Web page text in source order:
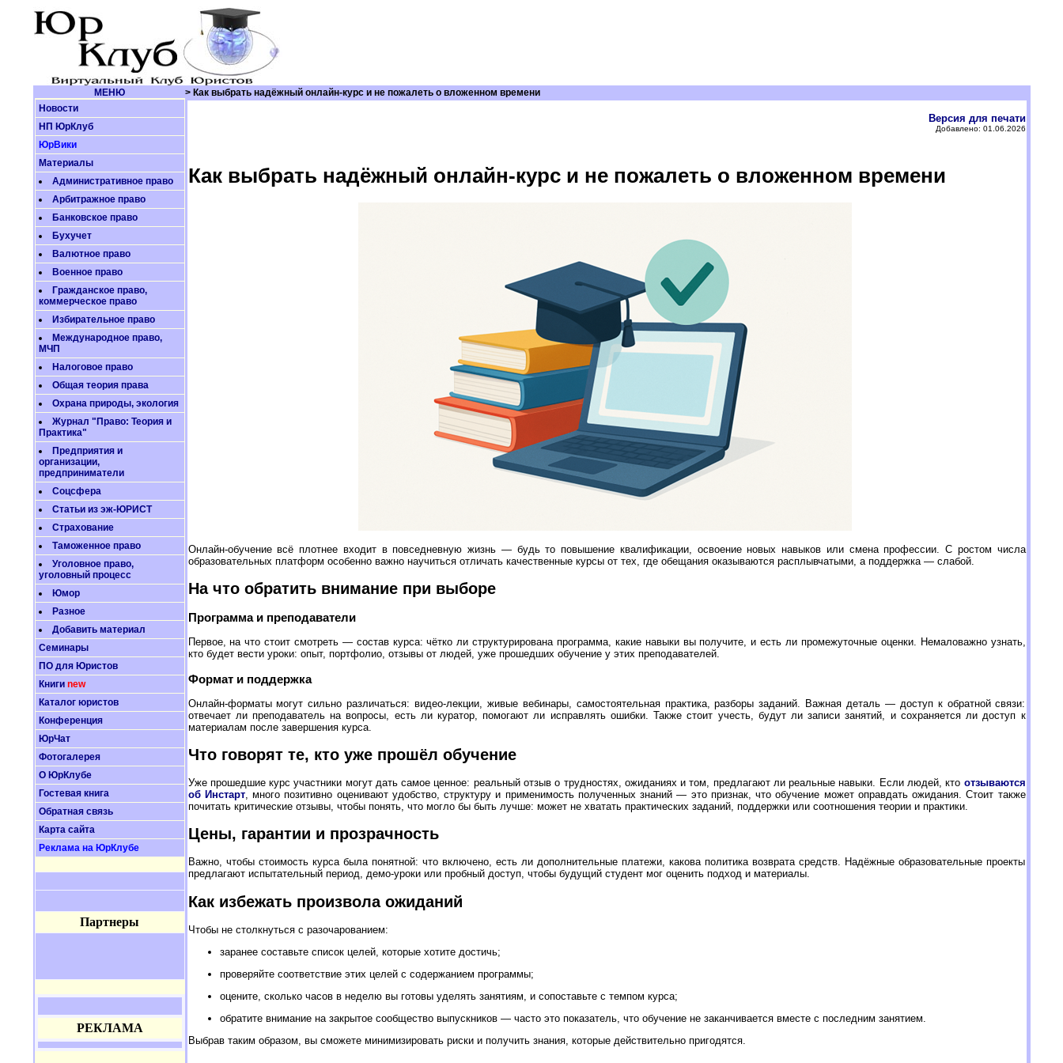
МЕНЮ
> Как выбрать надёжный онлайн-курс и не пожалеть о вложенном времени
Новости
НП ЮрКлуб
ЮрВики
Материалы
Административное право
Арбитражное право
Банковское право
Бухучет
Валютное право
Военное право
Гражданское право,
коммерческое право
Избирательное право
Международное право,
МЧП
Налоговое право
Общая теория права
Охрана природы, экология
Журнал "Право: Теория и
Практика"
Предприятия и
организации,
предприниматели
Соцсфера
Статьи из эж-ЮРИСТ
Страхование
Таможенное право
Уголовное право,
уголовный процесс
Юмор
Разное
Добавить материал
Семинары
ПО для Юристов
Книги new
Каталог юристов
Конференция
ЮрЧат
Фотогалерея
О ЮрКлубе
Гостевая книга
Обратная связь
Карта сайта
Реклама на ЮрКлубе
Партнеры
РЕКЛАМА
Версия для печати
Добавлено: 01.06.2026
Как выбрать надёжный онлайн-курс и не пожалеть о вложенном времени
Онлайн-обучение всё плотнее входит в повседневную жизнь — будь то повышение квалификации, освоение новых навыков или смена профессии. С ростом числа
образовательных платформ особенно важно научиться отличать качественные курсы от тех, где обещания оказываются расплывчатыми, а поддержка — слабой.
На что обратить внимание при выборе
Программа и преподаватели
Первое, на что стоит смотреть — состав курса: чётко ли структурирована программа, какие навыки вы получите, и есть ли промежуточные оценки. Немаловажно узнать,
кто будет вести уроки: опыт, портфолио, отзывы от людей, уже прошедших обучение у этих преподавателей.
Формат и поддержка
Онлайн-форматы могут сильно различаться: видео-лекции, живые вебинары, самостоятельная практика, разборы заданий. Важная деталь — доступ к обратной связи:
отвечает ли преподаватель на вопросы, есть ли куратор, помогают ли исправлять ошибки. Также стоит учесть, будут ли записи занятий, и сохраняется ли доступ к
материалам после завершения курса.
Что говорят те, кто уже прошёл обучение
Уже прошедшие курс участники могут дать самое ценное: реальный отзыв о трудностях, ожиданиях и том, предлагают ли реальные навыки. Если людей, кто отзываются
об Инстарт, много позитивно оценивают удобство, структуру и применимость полученных знаний — это признак, что обучение может оправдать ожидания. Стоит также
почитать критические отзывы, чтобы понять, что могло бы быть лучше: может не хватать практических заданий, поддержки или соотношения теории и практики.
Цены, гарантии и прозрачность
Важно, чтобы стоимость курса была понятной: что включено, есть ли дополнительные платежи, какова политика возврата средств. Надёжные образовательные проекты
предлагают испытательный период, демо-уроки или пробный доступ, чтобы будущий студент мог оценить подход и материалы.
Как избежать произвола ожиданий
Чтобы не столкнуться с разочарованием:
заранее составьте список целей, которые хотите достичь;
проверяйте соответствие этих целей с содержанием программы;
оцените, сколько часов в неделю вы готовы уделять занятиям, и сопоставьте с темпом курса;
обратите внимание на закрытое сообщество выпускников — часто это показатель, что обучение не заканчивается вместе с последним занятием.
Выбрав таким образом, вы сможете минимизировать риски и получить знания, которые действительно пригодятся.